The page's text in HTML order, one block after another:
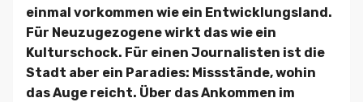
einmal vorkommen wie ein Entwicklungsland.
Für Neuzugezogene wirkt das wie ein
Kulturschock. Für einen Journalisten ist die
Stadt aber ein Paradies: Missstände, wohin
das Auge reicht. Über das Ankommen im